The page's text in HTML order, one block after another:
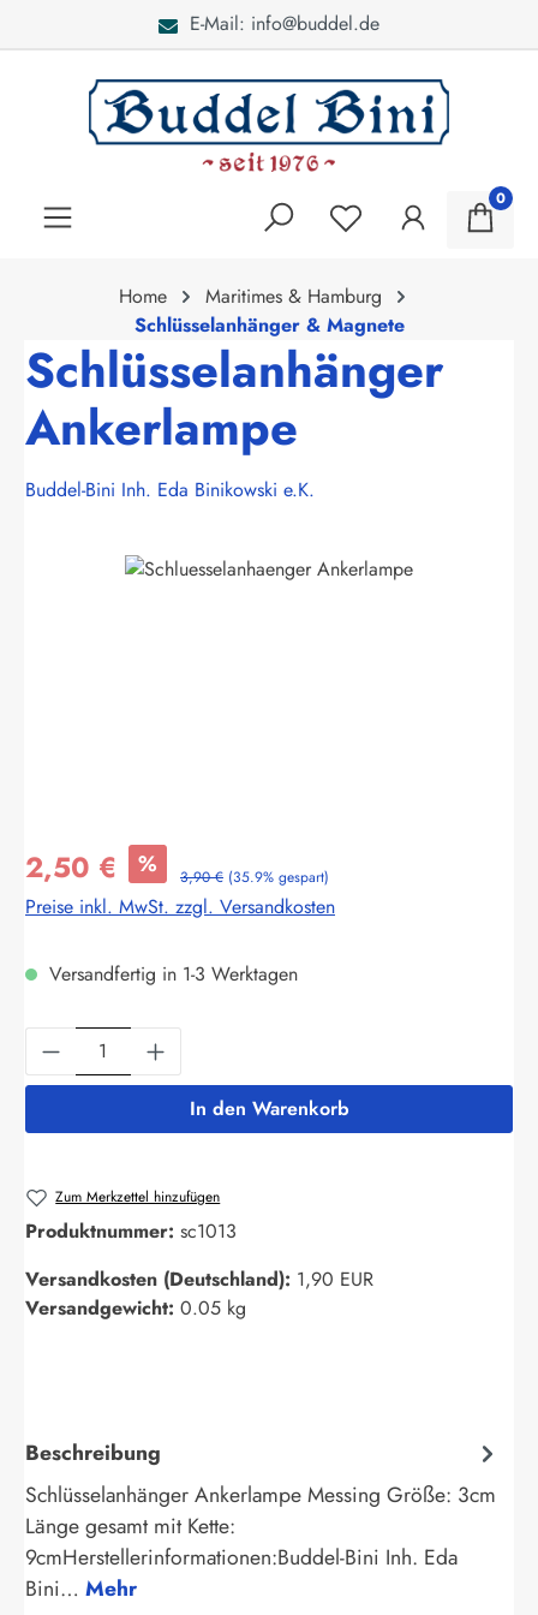
E-Mail: info@buddel.de
0
Home
Maritimes & Hamburg
Schlüsselanhänger & Magnete
Schlüsselanhänger
Ankerlampe
Buddel-Bini Inh. Eda Binikowski e.K.
Bildergalerie überspringen
2,50 € % 3,90 € (35.9% gespart)
Preise inkl. MwSt. zzgl. Versandkosten
Versandfertig in 1-3 Werktagen
Produkt Anzahl: Gib den gewünschten
In den Warenkorb
Zum Merkzettel hinzufügen
Produktnummer: sc1013
Versandkosten (Deutschland): 1,90 EUR
Versandgewicht: 0.05 kg
Beschreibung
Schlüsselanhänger Ankerlampe Messing Größe: 3cm
Länge gesamt mit Kette:
9cmHerstellerinformationen:Buddel-Bini Inh. Eda
Bini… Mehr